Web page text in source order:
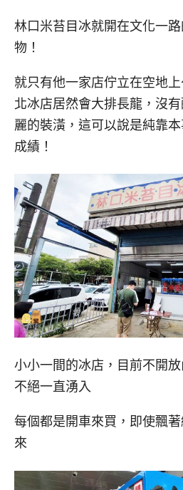
林口米苔目冰就開在文化一
物！
就只有他一家店佇立在空地
北冰店居然會大排長龍，沒
麗的裝潢，這可以說是純靠
成績！
小小一間的冰店，目前不開
不絕一直湧入
每個都是開車來買，即使飄
來